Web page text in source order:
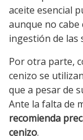
aceite esencial
aunque no
ingestión de las
Por otra parte,
cenizo se
que a pesar de
Ante la falta de
recomienda
cenizo.